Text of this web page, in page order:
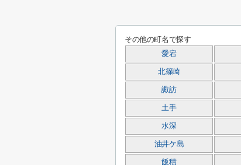
その他の町名で探す
愛宕
北篠崎
諏訪
土手
水深
油井ケ島
飯積